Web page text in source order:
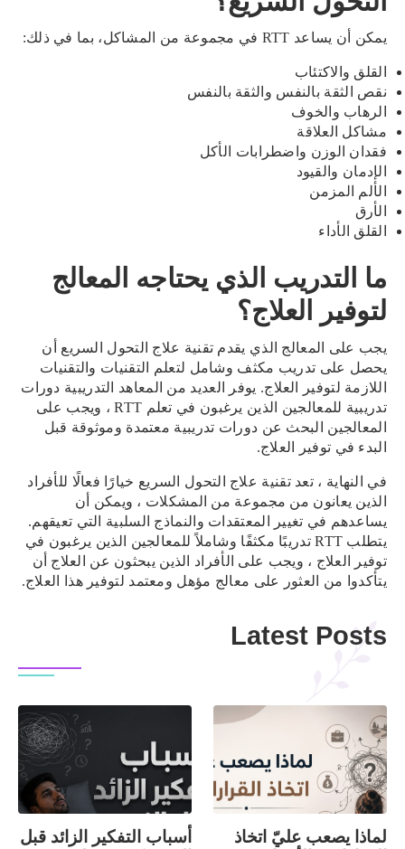
يمكن أن يساعد RTT في مجموعة من المشاكل، بما في ذلك:
القلق والاكتئاب
نقص الثقة بالنفس والثقة بالنفس
الرهاب والخوف
مشاكل العلاقة
فقدان الوزن واضطرابات الأكل
الإدمان والقيود
الألم المزمن
الأرق
القلق الأداء
ما التدريب الذي يحتاجه المعالج
لتوفير العلاج؟
يجب على المعالج الذي يقدم تقنية علاج التحول السريع أن
يحصل على تدريب مكثف وشامل لتعلم التقنيات والتقنيات
اللازمة لتوفير العلاج. يوفر العديد من المعاهد التدريبية دورات
تدريبية للمعالجين الذين يرغبون في تعلم RTT ، ويجب على
المعالجين البحث عن دورات تدريبية معتمدة وموثوقة قبل
البدء في توفير العلاج.
في النهاية ، تعد تقنية علاج التحول السريع خيارًا فعالًا للأفراد
الذين يعانون من مجموعة من المشكلات ، ويمكن أن
يساعدهم في تغيير المعتقدات والنماذج السلبية التي تعيقهم.
يتطلب RTT تدريبًا مكثفًا وشاملاً للمعالجين الذين يرغبون في
توفير العلاج ، ويجب على الأفراد الذين يبحثون عن العلاج أن
يتأكدوا من العثور على معالج مؤهل ومعتمد لتوفير هذا العلاج.
Latest Posts
لماذا يصعب عليّ اتخاذ
أسباب التفكير الزائد قبل